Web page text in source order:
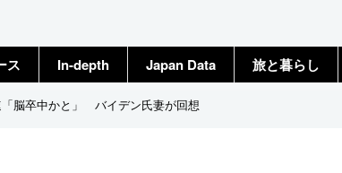
ス In-depth Japan Data 旅と暮らし
脳卒中かと」 バイデン氏妻が回想